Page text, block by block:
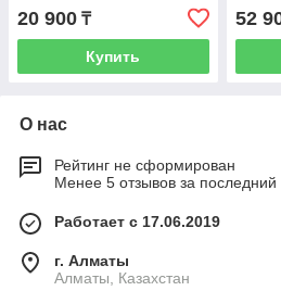
20 900 ₸
Купить
52
О нас
Рейтинг не сформирован
Менее 5 отзывов за последний
Работает с 17.06.2019
г. Алматы
Алматы, Казахстан